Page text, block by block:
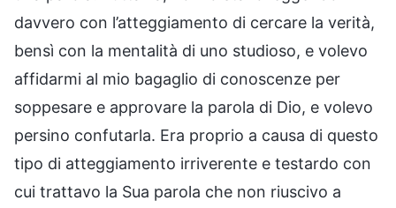
davvero con l’atteggiamento di cercare la verità,
bensì con la mentalità di uno studioso, e volevo
affidarmi al mio bagaglio di conoscenze per
soppesare e approvare la parola di Dio, e volevo
persino confutarla. Era proprio a causa di questo
tipo di atteggiamento irriverente e testardo con
cui trattavo la Sua parola che non riuscivo a